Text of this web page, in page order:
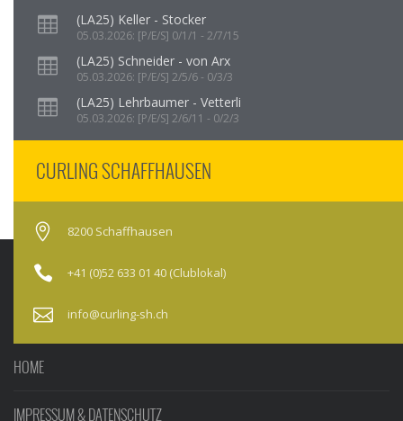
(LA25) Keller - Stocker
05.03.2026: [P/E/S] 0/1/1 - 2/7/15
(LA25) Schneider - von Arx
05.03.2026: [P/E/S] 2/5/6 - 0/3/3
(LA25) Lehrbaumer - Vetterli
05.03.2026: [P/E/S] 2/6/11 - 0/2/3
CURLING SCHAFFHAUSEN
8200 Schaffhausen
+41 (0)52 633 01 40 (Clublokal)
info@curling-sh.ch
HOME
IMPRESSUM & DATENSCHUTZ